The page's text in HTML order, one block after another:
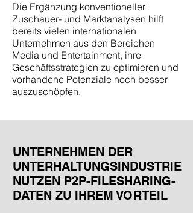
Die Ergänzung konventioneller
Zuschauer- und Marktanalysen hilft
bereits vielen internationalen
Unternehmen aus den Bereichen
Media und Entertainment, ihre
Geschäftsstrategien zu optimieren und
vorhandene Potenziale noch besser
auszuschöpfen.
UNTERNEHMEN DER
UNTERHALTUNGSINDUSTRIE
NUTZEN P2P-FILESHARING-
DATEN ZU IHREM VORTEIL